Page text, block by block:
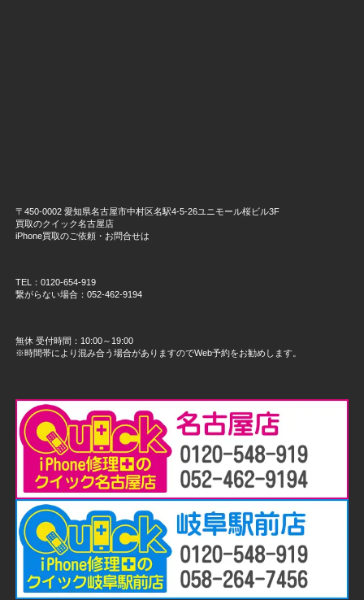
〒450-0002 愛知県名古屋市中村区名駅4-5-26ユニモール桜ビル3F
買取のクイック名古屋店
iPhone買取のご依頼・お問合せは
TEL：0120-654-919
繋がらない場合：052-462-9194
無休 受付時間：10:00～19:00
※時間帯により混み合う場合がありますのでWeb予約をお勧めします。